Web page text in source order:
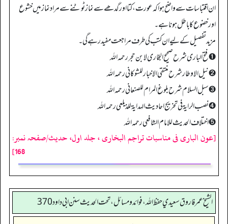
ان اقتباسات سے واضح ہوا کہ عورت، کتا اور گدھے سے نماز ٹوٹنے سے مراد نماز میں خشوع
اور خضوع کا باطل ہونا ہے۔
مزید تفصیل کے لیے ان کتب کی طرف مراجعت مفید رہے گی۔
➊ فتح الباری شرح صحیح البخاری لابن حجر رحمہ اللہ
➋ نيل الاوطار شرح منتقي الاخبار للشوكاني رحمہ الله
➌ سبل السلام شرح بلوغ المرام للصنعانی رحمہ اللہ
➍ نصب الراية في تخريج احاديث الهداية للذيلعي رحمہ اللہ
➎ اختلاف الحديث للامام الشافعي رحمہ اللہ
[عون الباری فی مناسبات تراجم البخاری ، جلد اول، حدیث/صفحہ نمبر:
168]
الشيخ عمر فاروق سعيدي حفظ الله، فوائد و مسائل، تحت الحديث سنن ابي داود 370